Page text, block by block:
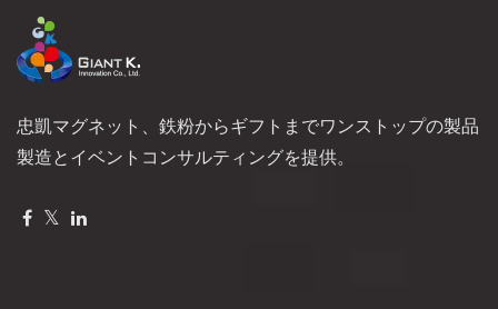
忠凱マグネット、鉄粉からギフトまでワンストップの製品
製造とイベントコンサルティングを提供。